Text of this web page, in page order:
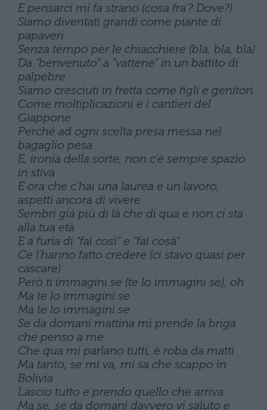
E pensarci mi fa strano (cosa fra’? Dove?)
Siamo diventati grandi come piante di
papaveri
Senza tempo per le chiacchiere (bla, bla, bla)
Da “benvenuto” a “vattene” in un battito di
palpebre
Siamo cresciuti in fretta come figli e genitori
Come moltiplicazioni e i cantieri del
Giappone
Perché ad ogni scelta presa messa nel
bagaglio pesa
E, ironia della sorte, non c’è sempre spazio
in stiva
E ora che c’hai una laurea e un lavoro,
aspetti ancora di vivere
Sembri già più di là che di qua e non ci sta
alla tua età
E a furia di “fai così” e “fai cosà”
Ce l’hanno fatto credere (ci stavo quasi per
cascare)
Però ti immagini se (te lo immagini se), oh
Ma te lo immagini se
Ma te lo immagini se
Se da domani mattina mi prende la briga
che penso a me
Che qua mi parlano tutti, è roba da matti
Ma tanto, se mi va, mi sa che scappo in
Bolivia
Lascio tutto e prendo quello che arriva
Ma se, se da domani davvero vi saluto e